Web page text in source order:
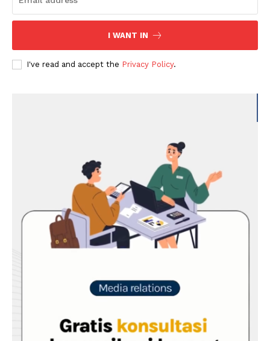
I WANT IN
I've read and accept the Privacy Policy.